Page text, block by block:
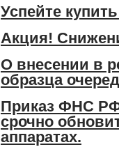
Успейте
Акция!
О внесении в
образца
Приказ ФНС
срочно
аппаратах.